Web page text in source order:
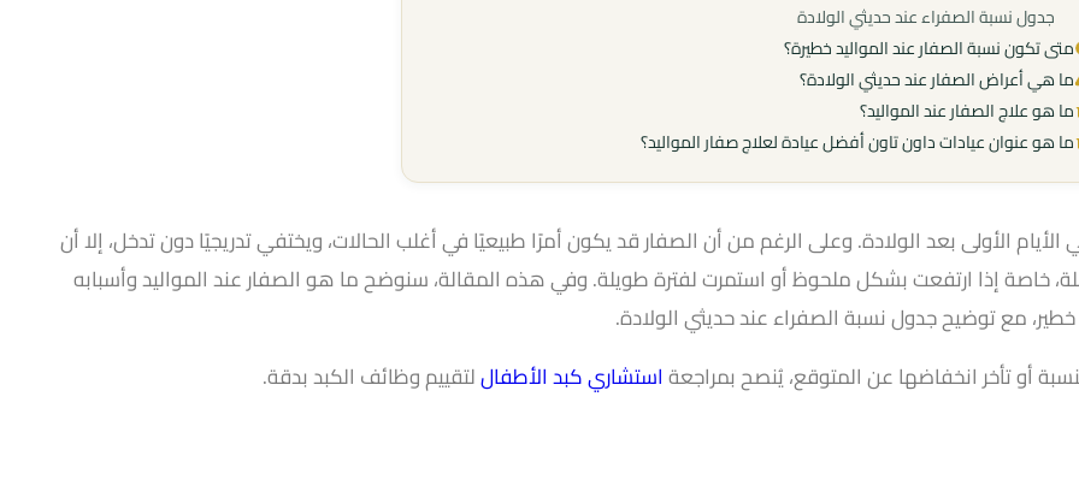
جدول نسبة الصفراء عند حديثي الولادة
متى تكون نسبة الصفار عند المواليد خطيرة؟
ما هي أعراض الصفار عند حديثي الولادة؟
ما هو علاج الصفار عند المواليد؟
ما هو عنوان عيادات داون تاون أفضل عيادة لعلاج صفار المواليد؟
الأيام الأولى بعد الولادة. وعلى الرغم من أن الصفار قد يكون أمرًا طبيعيًا في أغلب الحالات، ويختفي تدريجيًا دون تدخل، إلا أن
خاصة إذا ارتفعت بشكل ملحوظ أو استمرت لفترة طويلة. وفي هذه المقالة، سنوضح ما هو الصفار عند المواليد وأسبابه
مع توضيح جدول نسبة الصفراء عند حديثي الولادة.
أو تأخر انخفاضها عن المتوقع، يُنصح بمراجعةاستشاري كبد الأطفاللتقييم وظائف الكبد بدقة.